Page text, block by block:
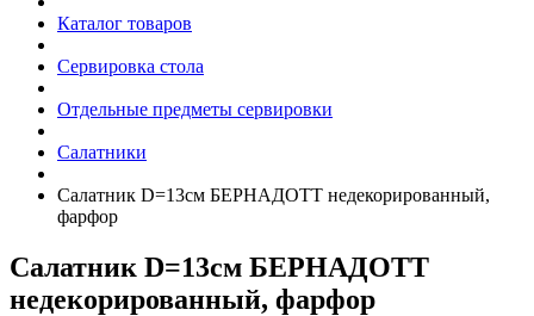
Каталог товаров
Сервировка стола
Отдельные предметы сервировки
Салатники
Салатник D=13см БЕРНАДОТТ недекорированный,
фарфор
Салатник D=13см БЕРНАДОТТ
недекорированный, фарфор